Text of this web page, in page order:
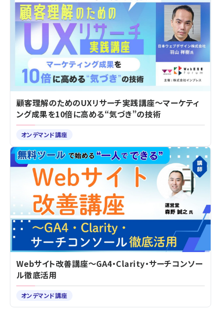
顧客理解のためのUXリサーチ実践講座～マーケティ
ング成果を10倍に高める“気づき”の技術
オンデマンド講座
Webサイト改善講座～GA4・Clarity・サーチコンソー
ル徹底活用
オンデマンド講座